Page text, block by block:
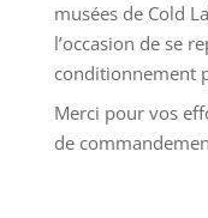
musées de Cold
l’occasion de se
conditionnement
Merci pour vos
de